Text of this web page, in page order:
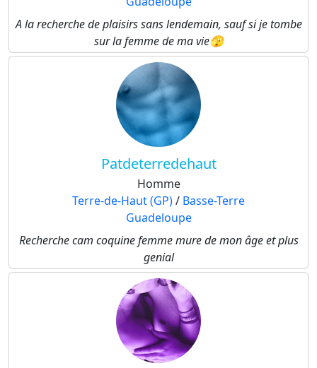
A la recherche de plaisirs sans lendemain, sauf si je tombe
sur la femme de ma vie🫣
Patdeterredehaut
Homme
Terre-de-Haut (GP)/ Basse-Terre
Guadeloupe
Recherche cam coquine femme mure de mon âge et plus
genial